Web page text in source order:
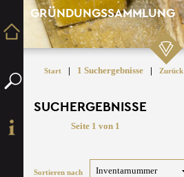
GRÜNDUNGSSAMMLUNG
Start | 1 Suchergebnisse | Zurück
SUCHERGEBNISSE
Seite 1 von 1
Sortieren nach